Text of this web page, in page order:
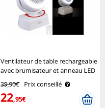
Ventilateur de table rechargeable
avec brumisateur et anneau LED
VT-26.T Sichler Haushaltsgeräte
39,90€ Prix conseillé
22,95€